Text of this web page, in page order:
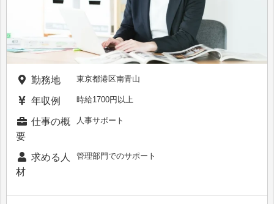
勤務地 東京都港区南青山
年収例 時給1700円以上
仕事の概
要
人事サポート
求める人
材
管理部門でのサポート